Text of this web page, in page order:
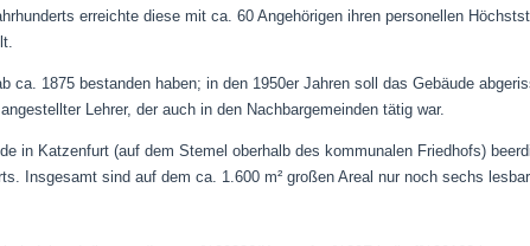
erreichte diese mit ca. 60 Angehörigen ihren personellen
ca. 1875 bestanden haben; in den 1950er Jahren soll das Gebäude
Lehrer, der auch in den Nachbargemeinden tätig war.
in Katzenfurt (auf dem Stemel oberhalb des kommunalen Friedhofs)
Insgesamt sind auf dem ca. 1.600 m² großen Areal nur noch sechs